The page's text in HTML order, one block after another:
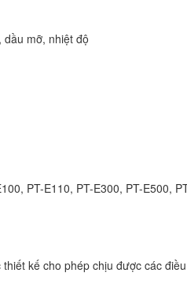
mỡ, nhiệt độ
PT-E110, PT-E300, PT-E500,
kế cho phép chịu được các